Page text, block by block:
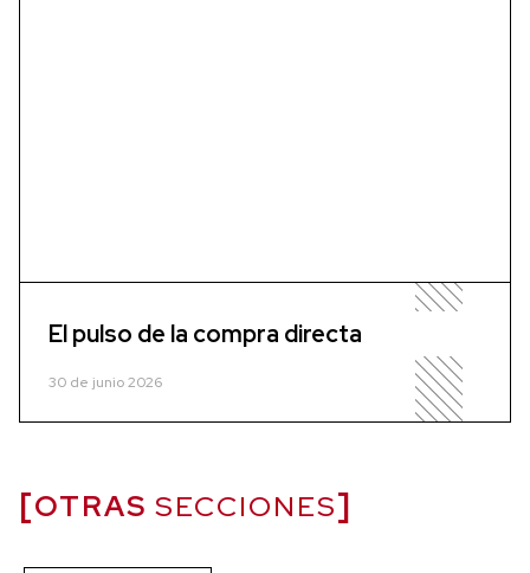
El pulso de la compra directa
30 de junio 2026
OTRAS SECCIONES